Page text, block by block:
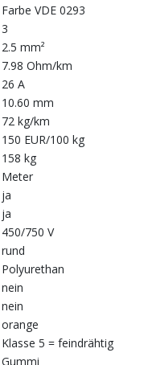
Farbe VDE 0293
3
2.5 mm²
7.98 Ohm/km
26 A
10.60 mm
72 kg/km
150 EUR/100 kg
158 kg
Meter
ja
ja
450/750 V
rund
Polyurethan
nein
nein
orange
Klasse 5 = feindrähtig
Gummi